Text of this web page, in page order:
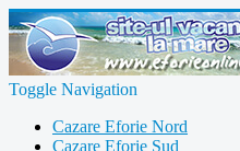
Toggle Navigation
Cazare Eforie Nord
Cazare Eforie Sud